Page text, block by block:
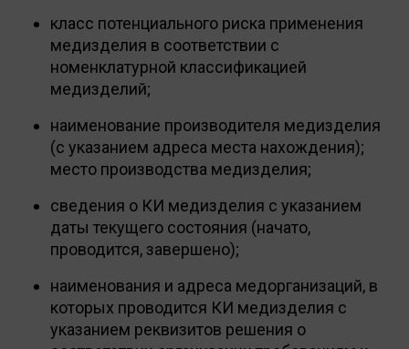
класс потенциального риска применения
медизделия в соответствии с
номенклатурной классификацией
медизделий;
наименование производителя медизделия
(с указанием адреса места нахождения);
место производства медизделия;
сведения о КИ медизделия с указанием
даты текущего состояния (начато,
проводится, завершено);
наименования и адреса медорганизаций, в
которых проводится КИ медизделия с
указанием реквизитов решения о